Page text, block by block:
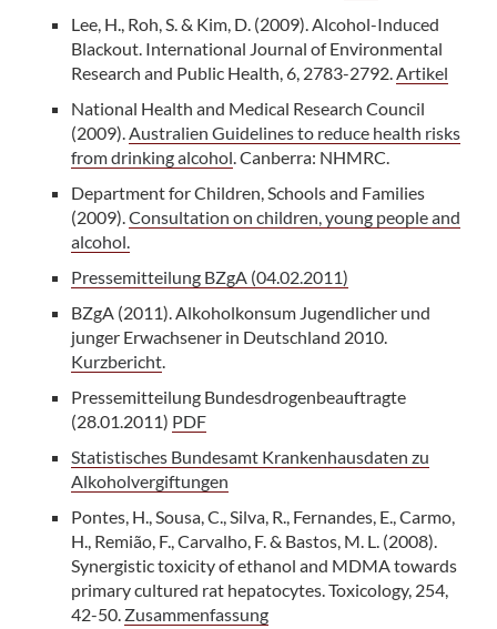
Lee, H., Roh, S. & Kim, D. (2009). Alcohol-Induced
Blackout. International Journal of Environmental
Research and Public Health, 6, 2783-2792.Artikel
National Health and Medical Research Council
(2009).Australien Guidelines to reduce health risks
from drinking alcohol. Canberra: NHMRC.
Department for Children, Schools and Families
(2009).Consultation on children, young people and
alcohol.
Pressemitteilung BZgA (04.02.2011)
BZgA (2011). Alkoholkonsum Jugendlicher und
junger Erwachsener in Deutschland 2010.
Kurzbericht.
Pressemitteilung Bundesdrogenbeauftragte
(28.01.2011) PDF
Statistisches Bundesamt Krankenhausdaten zu
Alkoholvergiftungen
Pontes, H., Sousa, C., Silva, R., Fernandes, E., Carmo,
H., Remião, F., Carvalho, F. & Bastos, M. L. (2008).
Synergistic toxicity of ethanol and MDMA towards
primary cultured rat hepatocytes. Toxicology, 254,
42-50. Zusammenfassung